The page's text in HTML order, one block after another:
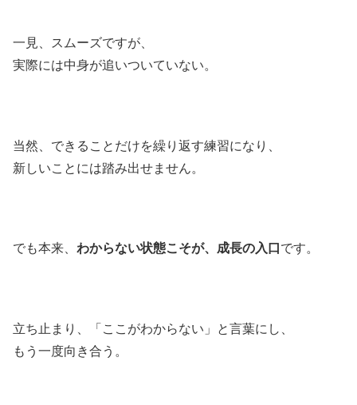
一見、スムーズですが、
実際には中身が追いついていない。
当然、できることだけを繰り返す練習になり、
新しいことには踏み出せません。
でも本来、 わからない状態こそが、成長の入口 です。
立ち止まり、「ここがわからない」と言葉にし、
もう一度向き合う。